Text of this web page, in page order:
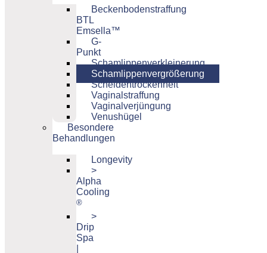
Beckenbodenstraffung
BTL
Emsella™
G-
Punkt
Schamlippenverkleinerung
Schamlippenvergrößerung
Scheidentrockenheit
Vaginalstraffung
Vaginalverjüngung
Venushügel
Besondere
Behandlungen
Longevity
>
Alpha
Cooling
®
>
Drip
Spa